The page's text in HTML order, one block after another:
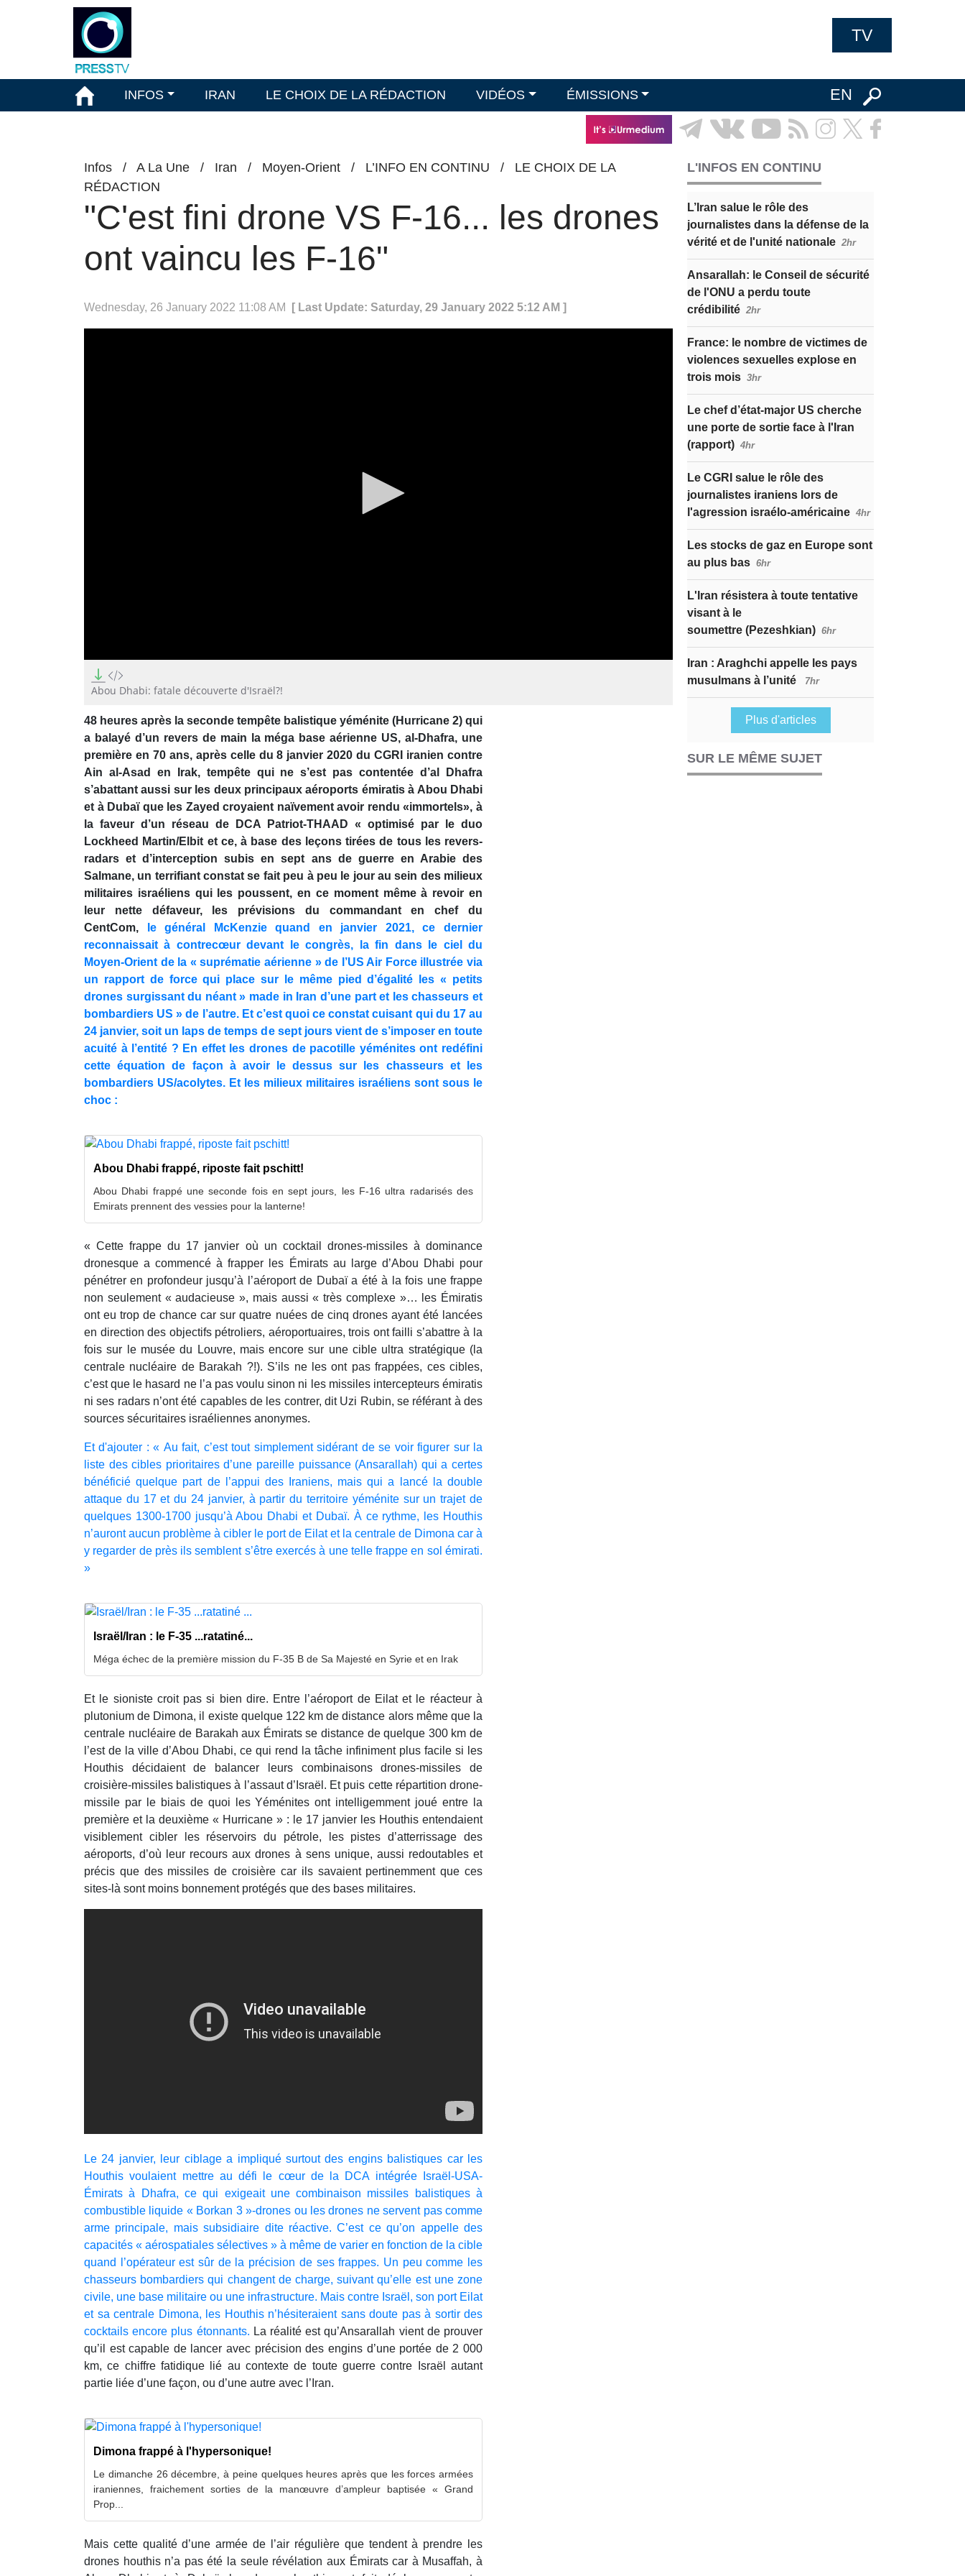
TV
INFOS IRAN LE CHOIX DE LA RÉDACTION VIDÉOS ÉMISSIONS EN
Infos / A La Une / Iran / Moyen-Orient / L’INFO EN CONTINU /
LE CHOIX DE LA
RÉDACTION
"C'est fini drone VS F-16... les drones
ont vaincu les F-16"
Wednesday, 26 January 2022 11:08 AM [ Last Update: Saturday, 29 January 2022 5:12 AM ]
seconds
90%
Abou Dhabi: fatale découverte d'Israël?!
48 heures après la seconde tempête balistique yéménite (Hurricane 2) qui
a balayé d’un revers de main la méga base aérienne US, al-Dhafra, une
première en 70 ans, après celle du 8 janvier 2020 du CGRI iranien contre
Ain al-Asad en Irak, tempête qui ne s’est pas contentée d’al Dhafra
s’abattant aussi sur les deux principaux aéroports émiratis à Abou Dhabi
et à Dubaï que les Zayed croyaient naïvement avoir rendu «immortels», à
la faveur d’un réseau de DCA Patriot-THAAD « optimisé par le duo
Lockheed Martin/Elbit et ce, à base des leçons tirées de tous les revers-
radars et d’interception subis en sept ans de guerre en Arabie des
Salmane, un terrifiant constat se fait peu à peu le jour au sein des milieux
militaires israéliens qui les poussent, en ce moment même à revoir en
leur nette défaveur, les prévisions du commandant en chef du
CentCom,
le général McKenzie quand en janvier 2021, ce dernier
reconnaissait à contrecœur devant le congrès, la fin dans le ciel du
Moyen-Orient de la « suprématie aérienne » de l’US Air Force illustrée via
un rapport de force qui place sur le même pied d’égalité les « petits
drones surgissant du néant » made in Iran d’une part et les chasseurs et
bombardiers US » de l’autre. Et c’est quoi ce constat cuisant qui du 17 au
24 janvier, soit un laps de temps de sept jours vient de s’imposer en toute
acuité à l’entité ? En effet les drones de pacotille yéménites ont redéfini
cette équation de façon à avoir le dessus sur les chasseurs et les
bombardiers US/acolytes. Et les milieux militaires israéliens sont sous le
choc :
Abou Dhabi frappé, riposte fait pschitt!
Abou Dhabi frappé une seconde fois en sept jours, les F-16 ultra radarisés des
Emirats prennent des vessies pour la lanterne!
« Cette frappe du 17 janvier où un cocktail drones-missiles à dominance
dronesque a commencé à frapper les Émirats au large d’Abou Dhabi pour
pénétrer en profondeur jusqu’à l’aéroport de Dubaï a été à la fois une frappe
non seulement « audacieuse », mais aussi « très complexe »… les Émiratis
ont eu trop de chance car sur quatre nuées de cinq drones ayant été lancées
en direction des objectifs pétroliers, aéroportuaires, trois ont failli s’abattre à la
fois sur le musée du Louvre, mais encore sur une cible ultra stratégique (la
centrale nucléaire de Barakah ?!). S’ils ne les ont pas frappées, ces cibles,
c’est que le hasard ne l’a pas voulu sinon ni les missiles intercepteurs émiratis
ni ses radars n’ont été capables de les contrer, dit Uzi Rubin, se référant à des
sources sécuritaires israéliennes anonymes.
Et d'ajouter : « Au fait, c’est tout simplement sidérant de se voir figurer sur la
liste des cibles prioritaires d’une pareille puissance (Ansarallah) qui a certes
bénéficié quelque part de l’appui des Iraniens, mais qui a lancé la double
attaque du 17 et du 24 janvier, à partir du territoire yéménite sur un trajet de
quelques 1300-1700 jusqu’à Abou Dhabi et Dubaï. À ce rythme, les Houthis
n’auront aucun problème à cibler le port de Eilat et la centrale de Dimona car à
y regarder de près ils semblent s’être exercés à une telle frappe en sol émirati.
»
Israël/Iran : le F-35 ...ratatiné...
Méga échec de la première mission du F-35 B de Sa Majesté en Syrie et en Irak
Et le sioniste croit pas si bien dire. Entre l’aéroport de Eilat et le réacteur à
plutonium de Dimona, il existe quelque 122 km de distance alors même que la
centrale nucléaire de Barakah aux Émirats se distance de quelque 300 km de
l’est de la ville d’Abou Dhabi, ce qui rend la tâche infiniment plus facile si les
Houthis décidaient de balancer leurs combinaisons drones-missiles de
croisière-missiles balistiques à l’assaut d’Israël. Et puis cette répartition drone-
missile par le biais de quoi les Yéménites ont intelligemment joué entre la
première et la deuxième « Hurricane » : le 17 janvier les Houthis entendaient
visiblement cibler les réservoirs du pétrole, les pistes d’atterrissage des
aéroports, d’où leur recours aux drones à sens unique, aussi redoutables et
précis que des missiles de croisière car ils savaient pertinemment que ces
sites-là sont moins bonnement protégés que des bases militaires.
Le 24 janvier, leur ciblage a impliqué surtout des engins balistiques car les
Houthis voulaient mettre au défi le cœur de la DCA intégrée Israël-USA-
Émirats à Dhafra, ce qui exigeait une combinaison missiles balistiques à
combustible liquide « Borkan 3 »-drones ou les drones ne servent pas comme
arme principale, mais subsidiaire dite réactive. C’est ce qu’on appelle des
capacités « aérospatiales sélectives » à même de varier en fonction de la cible
quand l’opérateur est sûr de la précision de ses frappes. Un peu comme les
chasseurs bombardiers qui changent de charge, suivant qu’elle est une zone
civile, une base militaire ou une infrastructure. Mais contre Israël, son port Eilat
et sa centrale Dimona, les Houthis n’hésiteraient sans doute pas à sortir des
cocktails encore plus étonnants. La réalité est qu’Ansarallah vient de prouver
qu’il est capable de lancer avec précision des engins d’une portée de 2 000
km, ce chiffre fatidique lié au contexte de toute guerre contre Israël autant
partie liée d’une façon, ou d’une autre avec l’Iran.
Dimona frappé à l'hypersonique!
Le dimanche 26 décembre, à peine quelques heures après que les forces armées
iraniennes, fraichement sorties de la manœuvre d’ampleur baptisée « Grand
Prop...
Mais cette qualité d’une armée de l’air régulière que tendent à prendre les
drones houthis n’a pas été la seule révélation aux Émirats car à Musaffah, à
L'INFOS EN CONTINU
L’Iran salue le rôle des
journalistes dans la défense de la
vérité et de l'unité nationale 2hr
Ansarallah: le Conseil de sécurité
de l'ONU a perdu toute
crédibilité 2hr
France: le nombre de victimes de
violences sexuelles explose en
trois mois 3hr
Le chef d’état-major US cherche
une porte de sortie face à l'Iran
(rapport) 4hr
Le CGRI salue le rôle des
journalistes iraniens lors de
l'agression israélo-américaine 4hr
Les stocks de gaz en Europe sont
au plus bas 6hr
L'Iran résistera à toute tentative
visant à le
soumettre (Pezeshkian) 6hr
Iran : Araghchi appelle les pays
musulmans à l’unité
7hr
Plus d'articles
SUR LE MÊME SUJET